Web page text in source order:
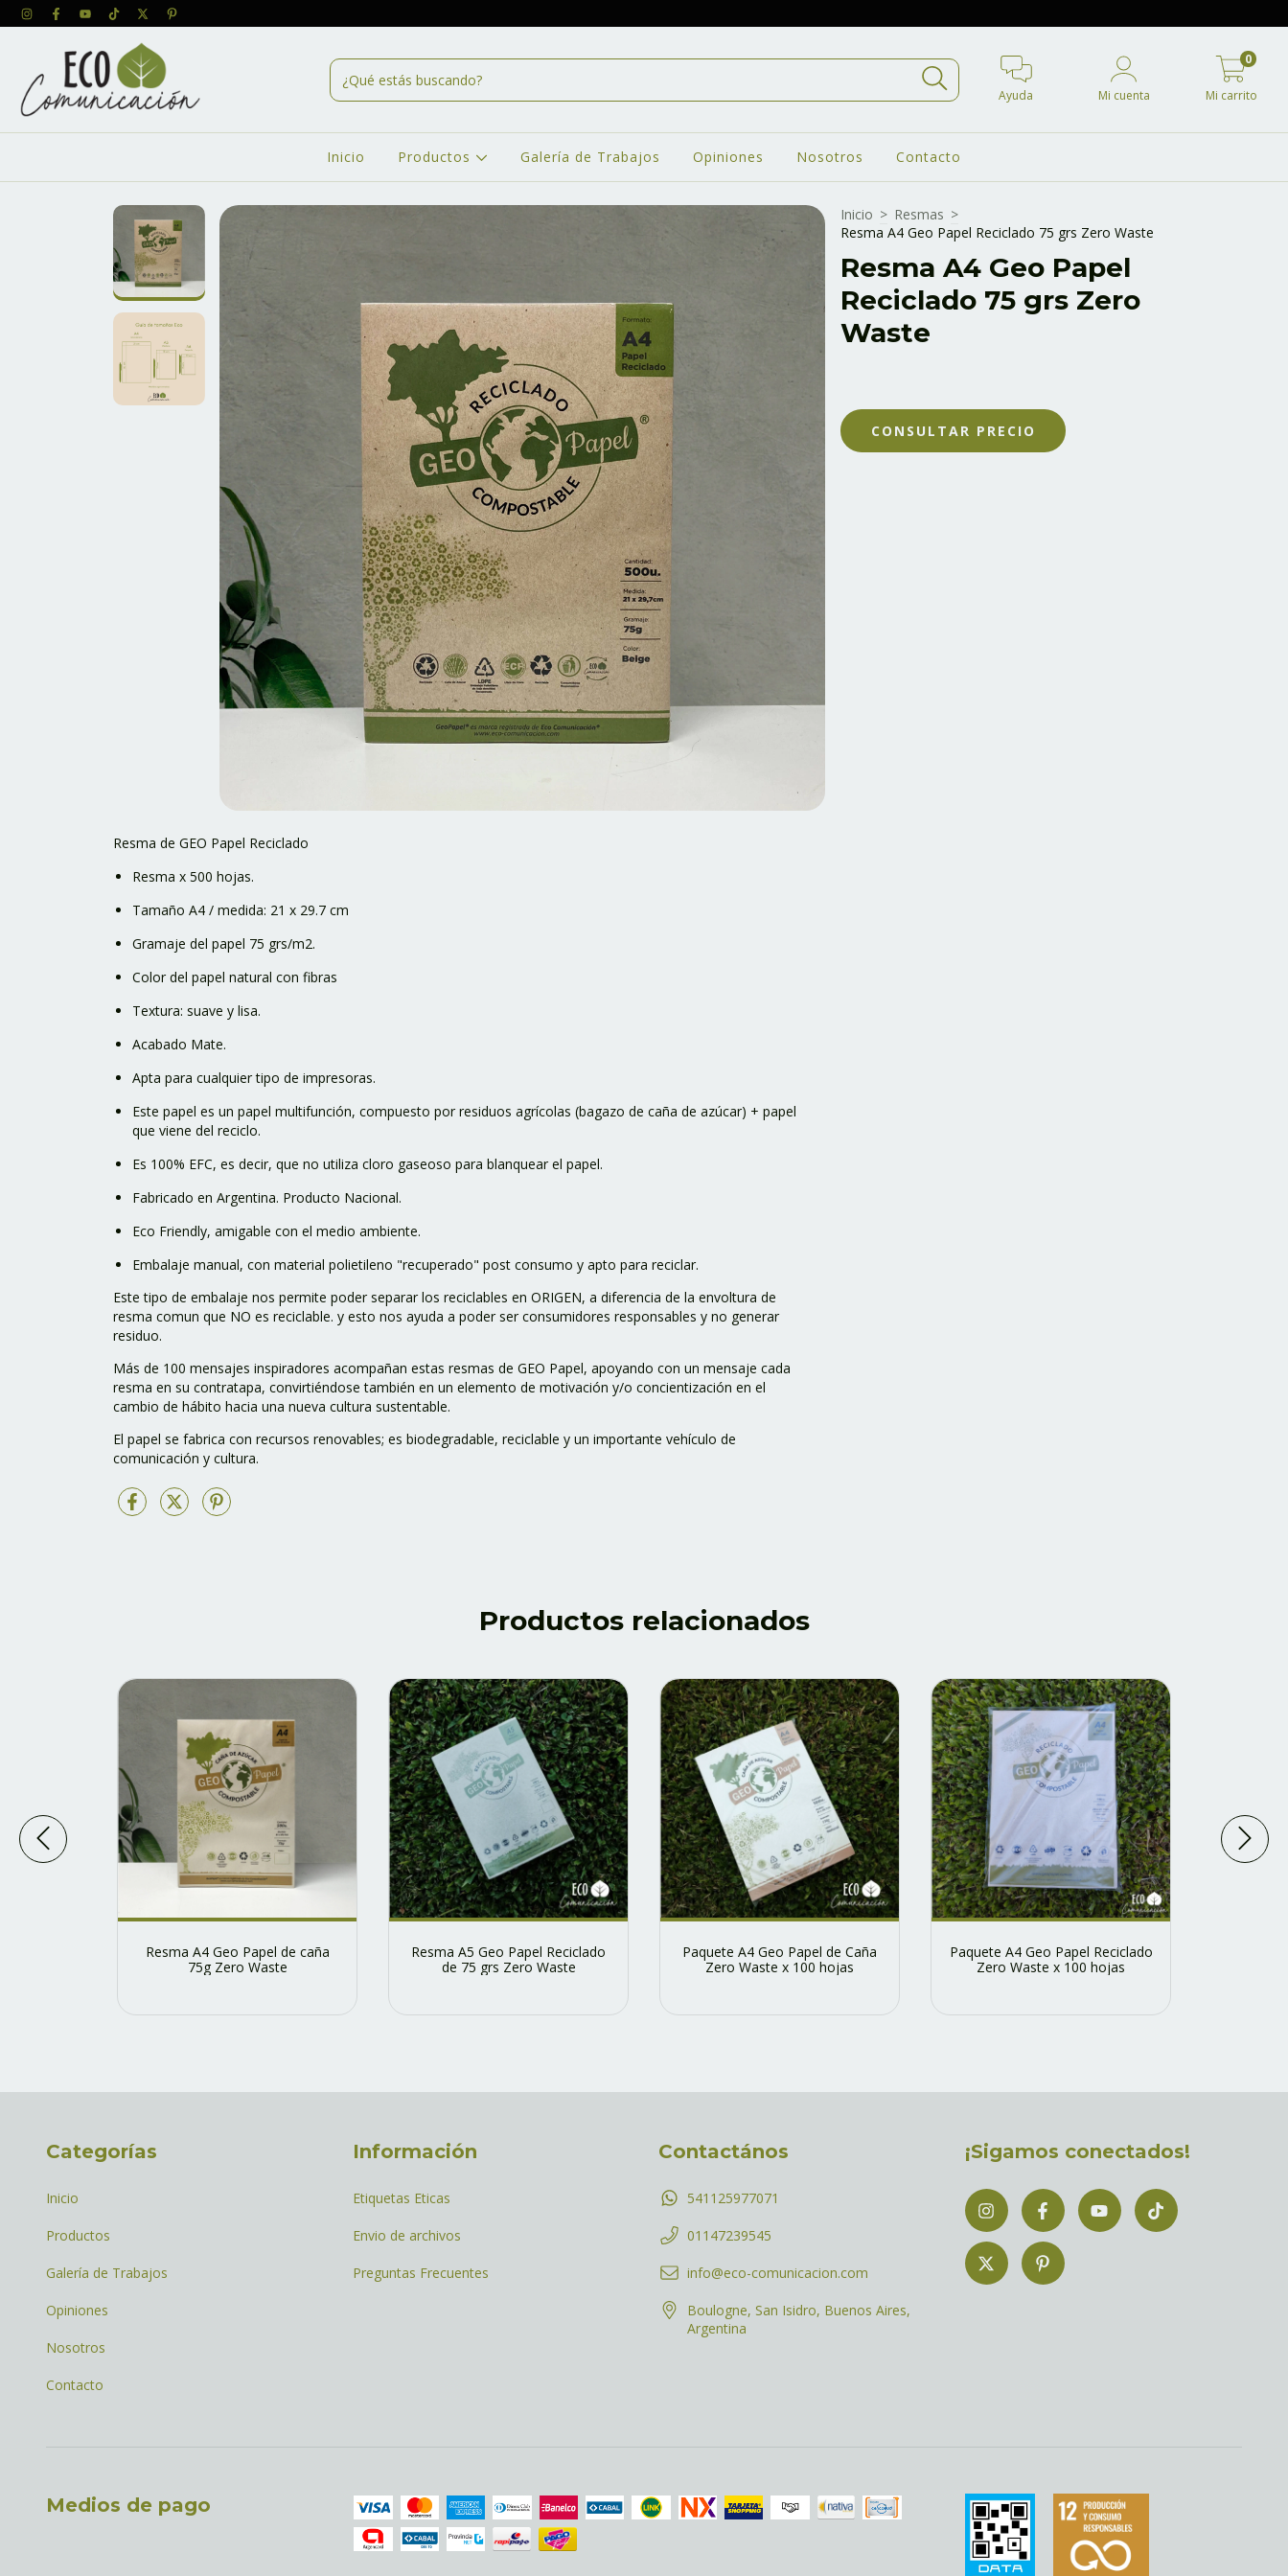
Ayuda Mi cuenta Mi carrito
0
Inicio Productos Galería de Trabajos Opiniones Nosotros Contacto
Resma de GEO Papel Reciclado
Resma x 500 hojas.
Tamaño A4 / medida: 21 x 29.7 cm
Gramaje del papel 75 grs/m2.
Color del papel natural con fibras
Textura: suave y lisa.
Acabado Mate.
Apta para cualquier tipo de impresoras.
Este papel es un papel multifunción, compuesto por residuos agrícolas (bagazo de caña de azúcar) + papel
que viene del reciclo.
Es 100% EFC, es decir, que no utiliza cloro gaseoso para blanquear el papel.
Fabricado en Argentina. Producto Nacional.
Eco Friendly, amigable con el medio ambiente.
Embalaje manual, con material polietileno "recuperado" post consumo y apto para reciclar.
Este tipo de embalaje nos permite poder separar los reciclables en ORIGEN, a diferencia de la envoltura de
resma comun que NO es reciclable. y esto nos ayuda a poder ser consumidores responsables y no generar
residuo.
Más de 100 mensajes inspiradores acompañan estas resmas de GEO Papel, apoyando con un mensaje cada
resma en su contratapa, convirtiéndose también en un elemento de motivación y/o concientización en el
cambio de hábito hacia una nueva cultura sustentable.
El papel se fabrica con recursos renovables; es biodegradable, reciclable y un importante vehículo de
comunicación y cultura.
Inicio > Resmas >
Resma A4 Geo Papel Reciclado 75 grs Zero Waste
Resma A4 Geo Papel
Reciclado 75 grs Zero
Waste
Productos relacionados
Resma A4 Geo Papel de caña
75g Zero Waste
Resma A5 Geo Papel Reciclado
de 75 grs Zero Waste
Paquete A4 Geo Papel de Caña
Zero Waste x 100 hojas
Paquete A4 Geo Papel Reciclado
Zero Waste x 100 hojas
Categorías
Inicio
Productos
Galería de Trabajos
Opiniones
Nosotros
Contacto
Información
Etiquetas Eticas
Envio de archivos
Preguntas Frecuentes
Contactános
541125977071
01147239545
info@eco-comunicacion.com
Boulogne, San Isidro, Buenos Aires,
Argentina
¡Sigamos conectados!
Medios de pago